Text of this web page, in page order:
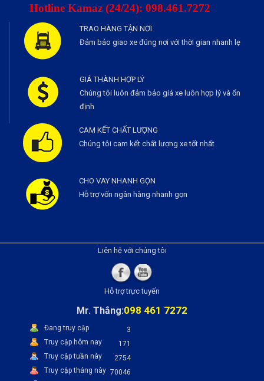
Hotline Kamaz (24/24): 098.461.7272
TRAO HÀNG TẬN NƠI
Đảm bảo giao xe đúng nơi với thời gian nhanh lẹ
GIÁ THÀNH HỢP LÝ
Chúng tôi luôn đảm bảo giá xe luôn hợp lý và ổn
định
CAM KẾT CHẤT LƯỢNG
Chúng tôi cam kết chất lượng xe tốt nhất
CHO VAY NHANH GỌN
Hỗ trợ vốn ngân hàng nhanh gọn
Liên hệ với chúng tôi
Hỗ trợ trực tuyến
Mr. Thắng:098 461 7272
Đang truy cập
3
Truy cập hôm nay
171
Truy cập tuần này
2754
Truy cập tháng này 70046